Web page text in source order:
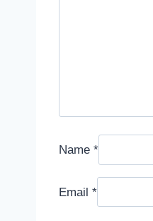
Name *
Email *